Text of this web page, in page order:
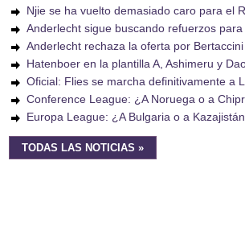
Njie se ha vuelto demasiado caro para el
Anderlecht sigue buscando refuerzos
Anderlecht rechaza la oferta por Bertaccini
Hatenboer en la plantilla A, Ashimeru y
Oficial: Flies se marcha definitivamente a
Conference League: ¿A Noruega o a
Europa League: ¿A Bulgaria o a
TODAS LAS NOTICIAS »